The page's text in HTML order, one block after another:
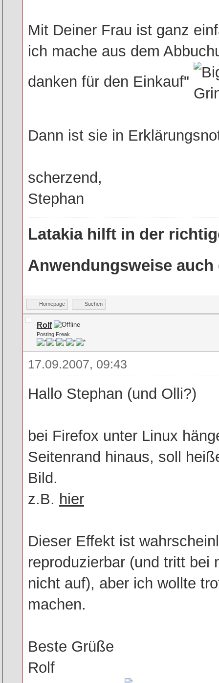
Mit Deiner Frau ist ganz
ich mache aus dem
danken für den Einkauf"
Dann ist sie in
scherzend,
Stephan
Latakia hilft in der
Anwendungsweise auch
Homepage Suchen
Rolf
Posting Freak
17.09.2007, 09:43
Hallo Stephan (und Olli?)
bei Firefox unter Linux
Seitenrand hinaus, soll
Bild.
z.B. hier
Dieser Effekt ist
reproduzierbar (und tritt bei
nicht auf), aber ich wollte
machen.
Beste Grüße
Rolf